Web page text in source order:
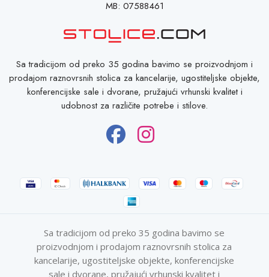
MB: 07588461
Sa tradicijom od preko 35 godina bavimo se proizvodnjom i
prodajom raznovrsnih stolica za kancelarije, ugostiteljske objekte,
konferencijske sale i dvorane, pružajući vrhunski kvalitet i
udobnost za različite potrebe i stilove.
Sa tradicijom od preko 35 godina bavimo se
proizvodnjom i prodajom raznovrsnih stolica za
kancelarije, ugostiteljske objekte, konferencijske
sale i dvorane, pružajući vrhunski kvalitet i